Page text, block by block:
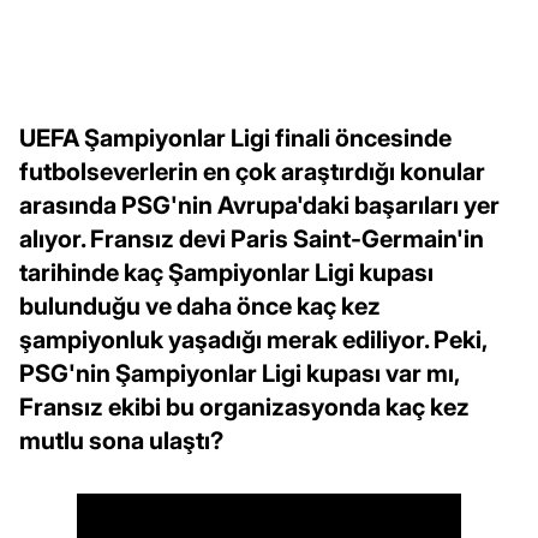
UEFA Şampiyonlar Ligi finali öncesinde
futbolseverlerin en çok araştırdığı konular
arasında PSG'nin Avrupa'daki başarıları yer
alıyor. Fransız devi Paris Saint-Germain'in
tarihinde kaç Şampiyonlar Ligi kupası
bulunduğu ve daha önce kaç kez
şampiyonluk yaşadığı merak ediliyor. Peki,
PSG'nin Şampiyonlar Ligi kupası var mı,
Fransız ekibi bu organizasyonda kaç kez
mutlu sona ulaştı?